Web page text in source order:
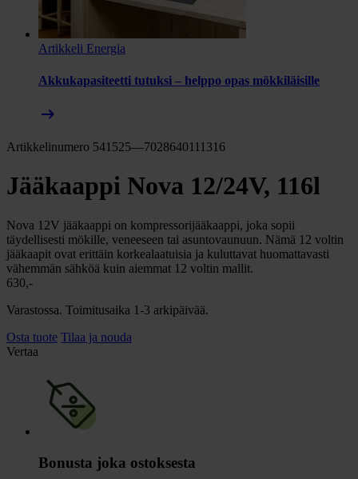
Artikkeli Energia
Akkukapasiteetti tutuksi – helppo opas mökkiläisille
arrow_right_alt
Artikkelinumero 541525—7028640111316
Jääkaappi Nova 12/24V, 116l
Nova 12V jääkaappi on kompressorijääkaappi, joka sopii
täydellisesti mökille, veneeseen tai asuntovaunuun. Nämä 12 voltin
jääkaapit ovat erittäin korkealaatuisia ja kuluttavat huomattavasti
vähemmän sähköä kuin aiemmat 12 voltin mallit.
630,-
Varastossa. Toimitusaika 1-3 arkipäivää.
Osta tuote Tilaa ja nouda
Vertaa
Bonusta joka ostoksesta